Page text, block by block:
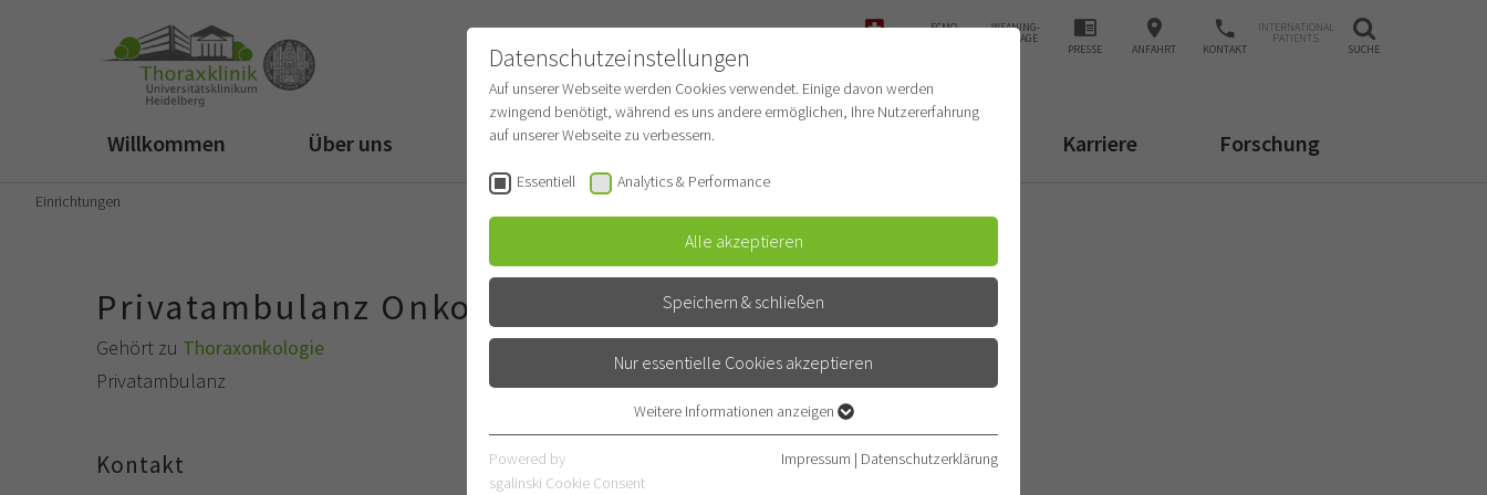
ECMO- WEANING-
ANFRAGE
PRESSE ANFAHRT KONTAKT
INTERNATIONAL
PATIENTS
SUCHE
Willkommen Über uns Für Patienten Für Ärzte Karriere Forschung
Einrichtungen
Privatambulanz Onkologie
Gehört zu Thoraxonkologie
Privatambulanz
Kontakt
Datenschutzeinstellungen
Auf unserer Webseite werden Cookies verwendet. Einige davon werden
zwingend benötigt, während es uns andere ermöglichen, Ihre Nutzererfahrung
auf unserer Webseite zu verbessern.
Essentiell Analytics & Performance
Alle akzeptieren
Speichern & schließen
Nur essentielle Cookies akzeptieren
Essentielle Cookies werden für grundlegende Funktionen der Webseite
benötigt. Dadurch ist gewährleistet, dass die Webseite einwandfrei
Weitere Informationen anzeigen
Powered by
sgalinski Cookie Consent
Impressum | Datenschutzerklärung